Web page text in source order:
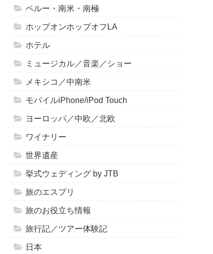
ペルー・南米・南極
ホップオンホップオフLA
ホテル
ミュージカル／音楽／ショー
メキシコ／中南米
モバイルiPhone/iPod Touch
ヨーロッパ／中欧／北欧
ワイナリー
世界遺産
挙式ウェディング by JTB
旅のエスプリ
旅のお役立ち情報
旅行記／ツアー体験記
日本